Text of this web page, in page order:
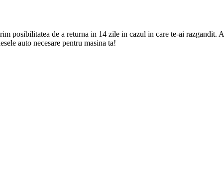
posibilitatea de a returna in 14 zile in cazul in care te-ai razgandit.
auto necesare pentru masina ta!